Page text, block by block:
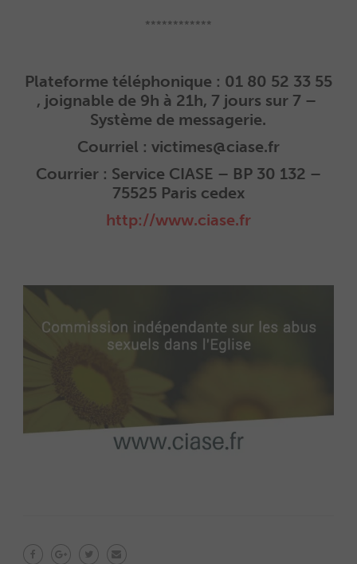
************
Plateforme téléphonique : 01 80 52 33 55
, joignable de 9h à 21h, 7 jours sur 7 –
Système de messagerie.
Courriel : victimes@ciase.fr
Courrier : Service CIASE – BP 30 132 –
75525 Paris cedex
http://www.ciase.fr